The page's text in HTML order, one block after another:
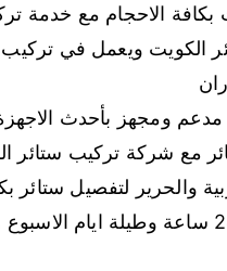
بكافة الاحجام مع خدمة
الكويت ويعمل في
مدعم ومجهز بأحدث
مع شركة تركيب ستائر
والحرير لتفصيل ستائر